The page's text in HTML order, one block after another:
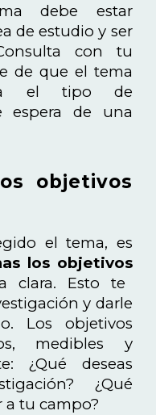
debe estar
de estudio y ser
con tu
de que el tema
el tipo de
espera de una
objetivos
el tema, es
los objetivos
clara. Esto te
y darle
Los objetivos
medibles y
¿Qué deseas
¿Qué
a tu campo?